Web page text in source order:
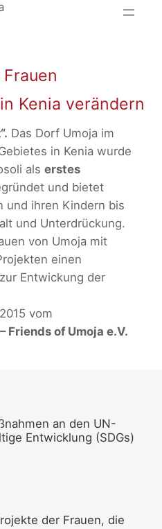
Kenia verändern
Das Dorf Umoja im
in Kenia wurde
als erstes
und bietet
und ihren Kindern bis
und Unterdrückung.
von Umoja mit
einen
Entwickung der
vom
Friends of Umoja e.V.
an den UN-
Entwicklung (SDGs)
der Frauen, die